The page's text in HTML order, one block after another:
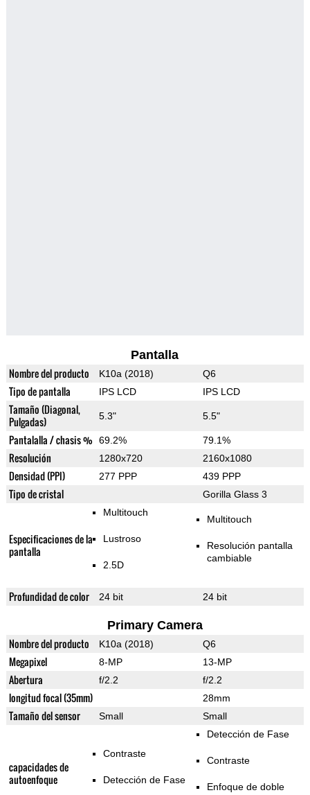
Pantalla
Nombre del producto K10a (2018) Q6
Tipo de pantalla IPS LCD IPS LCD
Tamaño (Diagonal,
Pulgadas)
5.3" 5.5"
Pantalalla / chasis % 69.2% 79.1%
Resolución 1280x720 2160x1080
Densidad (PPI) 277 PPP 439 PPP
Tipo de cristal Gorilla Glass 3
Especificaciones de la
pantalla
Multitouch
Lustroso
2.5D
Multitouch
Resolución pantalla
cambiable
Profundidad de color 24 bit 24 bit
Primary Camera
Nombre del producto K10a (2018) Q6
Megapixel 8-MP 13-MP
Abertura f/2.2 f/2.2
longitud focal (35mm) 28mm
Tamaño del sensor Small Small
capacidades de
autoenfoque
Contraste
Detección de Fase
Detección de Fase
Contraste
Enfoque de doble